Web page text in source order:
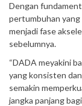
Dengan
pertumbuhan
menjadi fase
sebelumnya.
“DADA meyakini
yang konsisten
semakin
jangka panjang